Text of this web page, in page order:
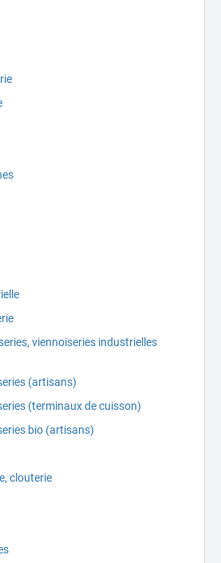
viennoiseries industrielles
(artisans)
(terminaux de cuisson)
bio (artisans)
clouterie